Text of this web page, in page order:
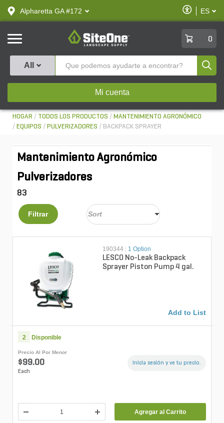
text.skipToContent
text.skipToNavigation
Alpharetta GA #172
Habilitar
ES
SiteOne
0
All
Mi cuenta
HOGAR TODOS LOS PRODUCTOS
MANTENIMIENTO AGRONÓMICO
EQUIPOS
PULVERIZADORES BACKPACK SPRAYER
Mantenimiento Agronómico
Pulverizadores
83
Filtrar
190344 1 Option
LESCO No-Leak Backpack
Sprayer Piston Pump 4 gal.
Add to List
2 Disponible
Precio Al Por Menor
$99.00
Each
Inicia sesión y ve tu precio.
Agregar al Carrito